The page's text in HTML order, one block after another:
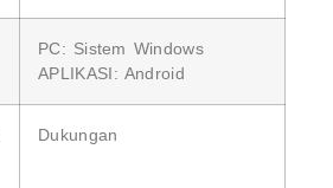
PC: Sistem Windows
APLIKASI: Android
Dukungan